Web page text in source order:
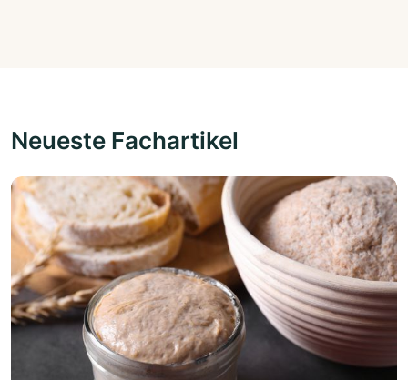
Neueste Fachartikel